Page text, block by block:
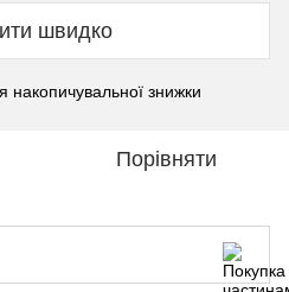
швидко
накопичувальної знижки
Порівняти